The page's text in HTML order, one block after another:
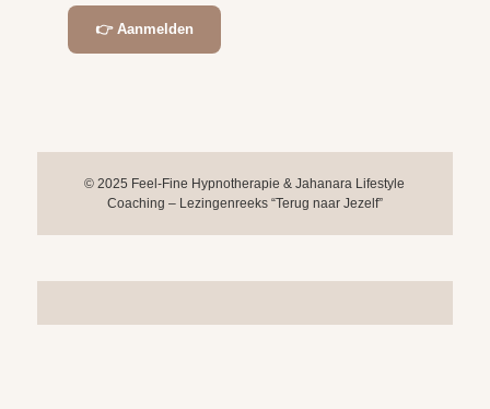
👉 Aanmelden
© 2025 Feel-Fine Hypnotherapie & Jahanara Lifestyle
Coaching – Lezingenreeks “Terug naar Jezelf”